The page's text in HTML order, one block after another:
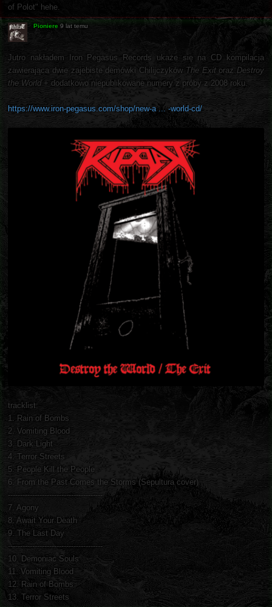
of Polot" hehe.
Pioniere 9 lat temu
Jutro nakładem Iron Pegasus Records ukaże się na CD kompilacja
zawierająca dwie zajebiste demówki Chilijczyków The Exitoraz Destroy
the World+ dodatkowo niepublikowane numery z próby z 2008 roku.
https://www.iron-pegasus.com/shop/new-a ... -world-cd/
tracklist:
1. Rain of Bombs
2. Vomiting Blood
3. Dark Light
4. Terror Streets
5. People Kill the People
6. From the Past Comes the Storms (Sepultura cover)
---------------------------------------
7. Agony
8. Await Your Death
9. The Last Day
---------------------------------------
10. Demoniac Souls
11. Vomiting Blood
12. Rain of Bombs
13. Terror Streets